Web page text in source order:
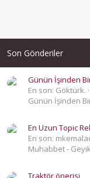
Son Gönderiler
Günün İşinden
En son: Göktürk.
Günün İşinden
En Uzun Topic
En son:
Muhabbet - Geyik
Traktör önerisi